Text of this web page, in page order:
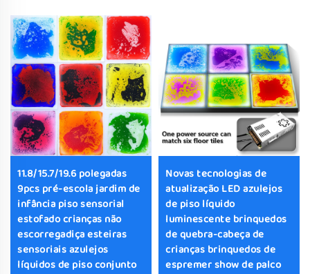
11.8/15.7/19.6 polegadas
9pcs pré-escola jardim de
infância piso sensorial
estofado crianças não
escorregadiça esteiras
sensoriais azulejos
líquidos de piso conjunto
Novas tecnologias de
atualização LED azulejos
de piso líquido
luminescente brinquedos
de quebra-cabeça de
crianças brinquedos de
espremer show de palco